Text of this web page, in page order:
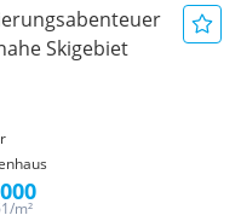
Skigebiet
m²